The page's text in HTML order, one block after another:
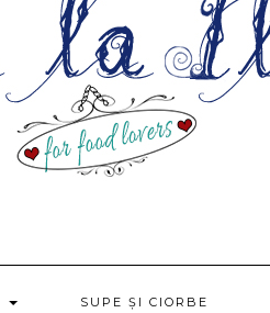
SUPE ȘI CIORBE